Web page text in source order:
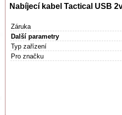
Nabíjecí kabel Tactical USB
Záruka
Další parametry
Typ zařízení
Pro značku